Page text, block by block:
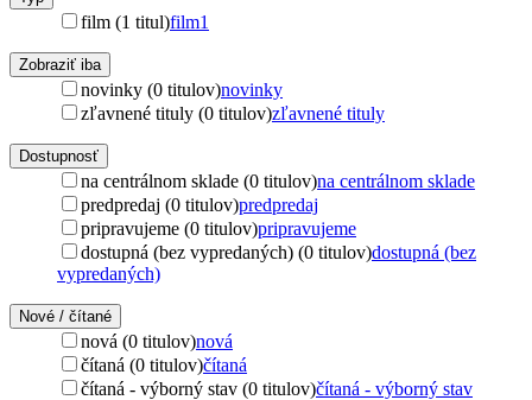
film (1 titul)film1
Zobraziť iba
novinky (0 titulov)novinky
zľavnené tituly (0 titulov)zľavnené tituly
Dostupnosť
na centrálnom sklade (0 titulov)na centrálnom sklade
predpredaj (0 titulov)predpredaj
pripravujeme (0 titulov)pripravujeme
dostupná (bez vypredaných) (0 titulov)dostupná (bez
vypredaných)
Nové / čítané
nová (0 titulov)nová
čítaná (0 titulov)čítaná
čítaná - výborný stav (0 titulov)čítaná - výborný stav